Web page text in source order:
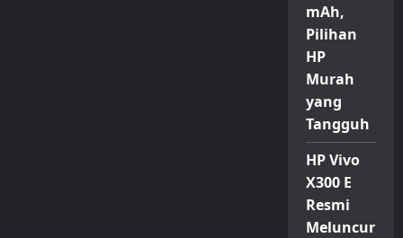
mAh,
Pilihan
HP
Murah
yang
Tangguh
HP Vivo
X300 E
Resmi
Meluncur